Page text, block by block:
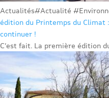
Actualités#Actualité
édition du Printemps du Climat
continuer !
C’est fait. La première édition